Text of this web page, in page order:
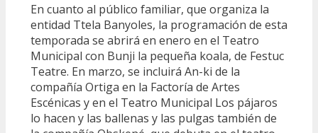
En cuanto al público familiar, que organiza la
entidad Ttela Banyoles, la programación de esta
temporada se abrirá en enero en el Teatro
Municipal con Bunji la pequeña koala, de Festuc
Teatre. En marzo, se incluirá An-ki de la
compañía Ortiga en la Factoría de Artes
Escénicas y en el Teatro Municipal Los pájaros
lo hacen y las ballenas y las pulgas también de